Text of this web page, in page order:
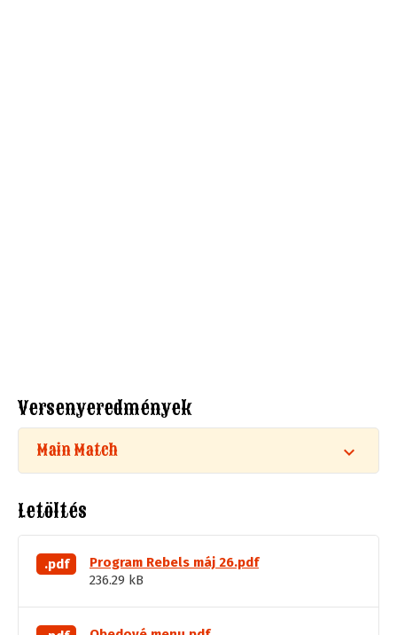
Versenyeredmények
Main Match
Letöltés
.pdf
Program Rebels máj 26.pdf
236.29 kB